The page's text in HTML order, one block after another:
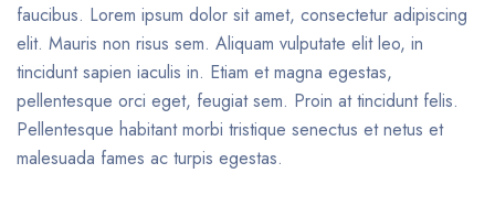
faucibus. Lorem ipsum dolor sit amet, consectetur adipiscing
elit. Mauris non risus sem. Aliquam vulputate elit leo, in
tincidunt sapien iaculis in. Etiam et magna egestas,
pellentesque orci eget, feugiat sem. Proin at tincidunt felis.
Pellentesque habitant morbi tristique senectus et netus et
malesuada fames ac turpis egestas.